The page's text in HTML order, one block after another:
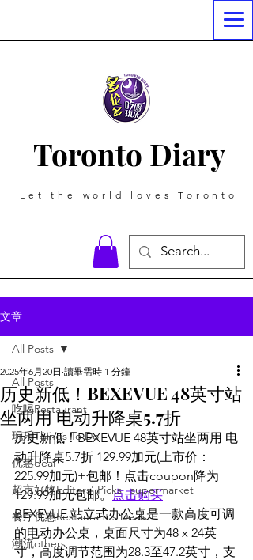
Toronto Diary
Let the world loves Toronto
文章
All Posts
吃喝Restaurant
玩乐Things To Do
优惠deal
超市好物Editors' Picks | supermarket
餐厅优惠Restaurant's Deals
潮流others
All Posts
历史新低！BEXEVUE 48英寸站
坐两用 电动升降桌5.7折
2025年6月20日 讀畢需時 1 分鐘
历史新低！BEXEVUE 48英寸站坐两用 电
动升降桌5.7折 129.99加元(上市价：
225.99加元)+包邮！点击coupon降为
129.99加元包邮。点击购买
BEXEVUE 站立式办公桌是一款高度可调
的电动办公桌，桌面尺寸为48 x 24英
寸，高度调节范围为28.3至47.2英寸，支